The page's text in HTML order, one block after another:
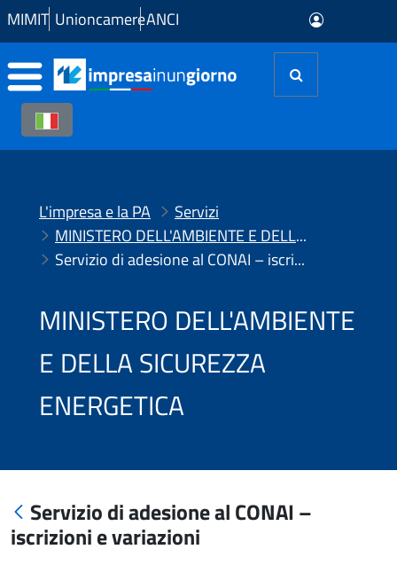
Skip to Main Content
MIMIT UnioncamereANCI
L'impresa e la PA
Servizi
MINISTERO DELL'AMBIENTE E DELLA SICUREZZA ENERGETICA
Servizio di adesione al CONAI – iscrizioni e variazioni
MINISTERO DELL'AMBIENTE
E DELLA SICUREZZA
ENERGETICA
Servizio di adesione al CONAI –
iscrizioni e variazioni